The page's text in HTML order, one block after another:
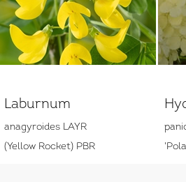
Laburnum
anagyroides LAYR
(Yellow Rocket) PBR